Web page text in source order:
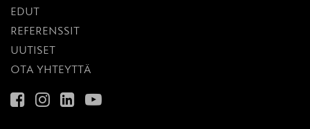
EDUT
REFERENSSIT
UUTISET
OTA YHTEYTTÄ